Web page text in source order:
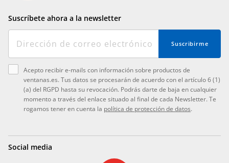
Suscríbete ahora a la newsletter
Suscribirme
Acepto recibir e-mails con información sobre productos de
ventanas.es. Tus datos se procesarán de acuerdo con el artículo 6 (1)
(a) del RGPD hasta su revocación. Podrás darte de baja en cualquier
momento a través del enlace situado al final de cada Newsletter. Te
rogamos tener en cuenta la política de protección de datos.
Social media